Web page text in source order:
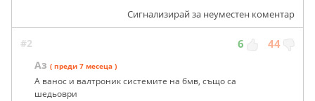
Сигнализирай за неуместен коментар
#2 6 44
Аз ( преди 7 месеца )
А ванос и валтроник системите на бмв, също са
шедьоври